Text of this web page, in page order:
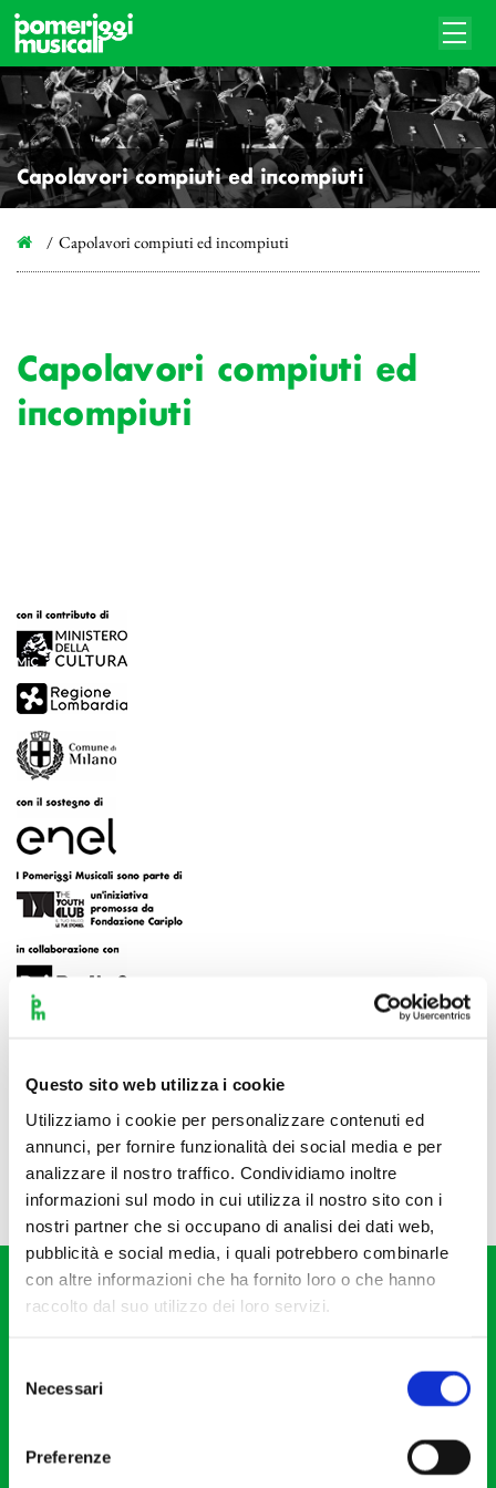
Questo sito web utilizza i cookie
Utilizziamo i cookie per personalizzare contenuti ed
annunci, per fornire funzionalità dei social media e per
analizzare il nostro traffico. Condividiamo inoltre
informazioni sul modo in cui utilizza il nostro sito con i
nostri partner che si occupano di analisi dei dati web,
pubblicità e social media, i quali potrebbero combinarle
con altre informazioni che ha fornito loro o che hanno
raccolto dal suo utilizzo dei loro servizi.
delNecessari
Preferenze
Capolavori compiuti ed incompiuti
Capolavori compiuti ed incompiuti
Capolavori compiuti ed
incompiuti
20121 Milano